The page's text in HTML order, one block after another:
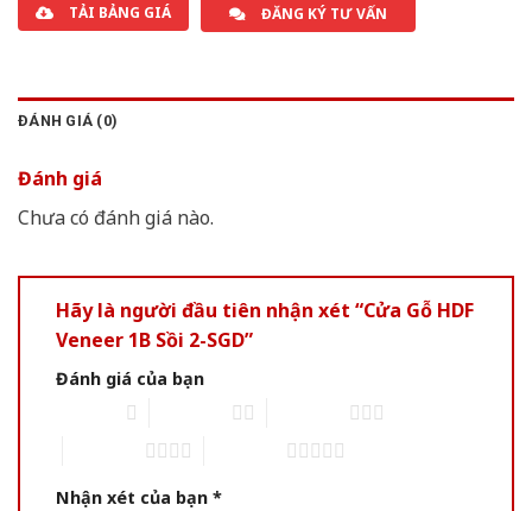
TẢI BẢNG GIÁ ĐĂNG KÝ TƯ VẤN
ĐÁNH GIÁ (0)
Đánh giá
Chưa có đánh giá nào.
Hãy là người đầu tiên nhận xét “Cửa Gỗ HDF
Veneer 1B Sồi 2-SGD”
Đánh giá của bạn
Nhận xét của bạn *